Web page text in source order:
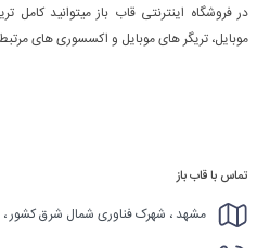
در فروشگاه اینترنتی قاب باز میتوانید
موبایل، تریگر های موبایل و اکسسوری های
تماس با قاب باز
مشهد ، شهرک فناوری شمال شرق کشور ،